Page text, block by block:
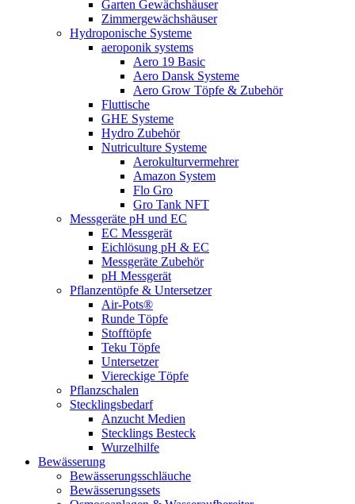
Garten Gewächshäuser
Zimmergewächshäuser
Hydroponische Systeme
aeroponik systems
Aero 19 Basic
Aero Dansk Systeme
Aero Grow Töpfe & Zubehör
Fluttische
GHE Systeme
Hydro Zubehör
Nutriculture Systeme
Aerokulturvermehrer
Amazon System
Flo Gro
Gro Tank NFT
Messgeräte pH und EC
EC Messgerät
Eichlösung pH & EC
Messgeräte Zubehör
pH Messgerät
Pflanzentöpfe & Untersetzer
Air-Pots®
Runde Töpfe
Stofftöpfe
Teku Töpfe
Untersetzer
Viereckige Töpfe
Pflanzschalen
Stecklingsbedarf
Anzucht Medien
Stecklings Besteck
Wurzelhilfe
Bewässerung
Bewässerungsschläuche
Bewässerungssets